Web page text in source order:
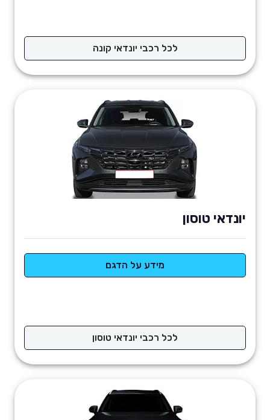
לכל רכבי יונדאי קונה
יונדאי טוסון
מידע על הדגם
לכל רכבי יונדאי טוסון